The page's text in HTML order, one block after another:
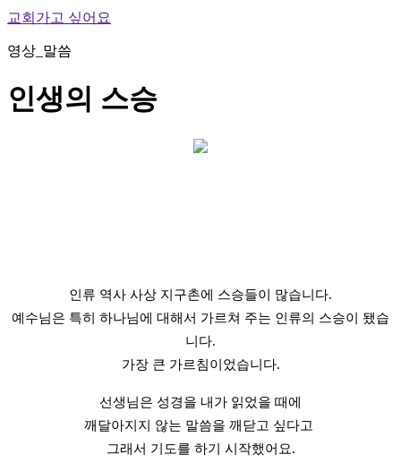
교회가고 싶어요
영상_말씀
인생의 스승
인류 역사 사상 지구촌에 스승들이 많습니다.
예수님은 특히 하나님에 대해서 가르쳐 주는 인류의 스승이 됐습
니다.
가장 큰 가르침이었습니다.
선생님은 성경을 내가 읽었을 때에
깨달아지지 않는 말씀을 깨닫고 싶다고
그래서 기도를 하기 시작했어요.